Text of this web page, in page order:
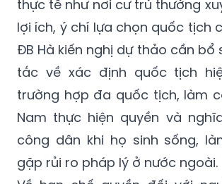
ĐB Hà kiến nghị dự thảo cần bổ
tắc về xác định quốc tịch
trường hợp đa quốc tịch, làm
Nam thực hiện quyền và
công dân khi họ sinh sống,
gặp rủi ro pháp lý ở nước ngoài.
Về hạn chế quyền đối với
quốc tịch, ĐB Hà tán thành